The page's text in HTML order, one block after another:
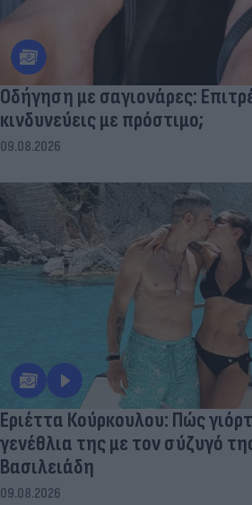
Οδήγηση με σαγιονάρες:
κινδυνεύεις με πρόστιμο;
09.08.2026
Εριέττα Κούρκουλου: Πώς
γενέθλια της με τον σύζυγό
Βασιλειάδη
09.08.2026